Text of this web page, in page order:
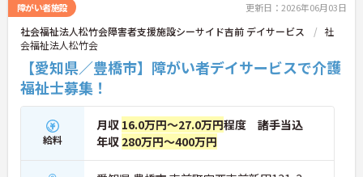
障がい者施設 更新日：2026年06月03日
社会福祉法人松竹会障害者支援施設シーサイド吉前 デイサービス
社
会福祉法人松竹会
【愛知県／豊橋市】障がい者デイサービスで介護
福祉士募集！
給料
月収 16.0万円～27.0万円程度 諸手当込
年収 280万円～400万円